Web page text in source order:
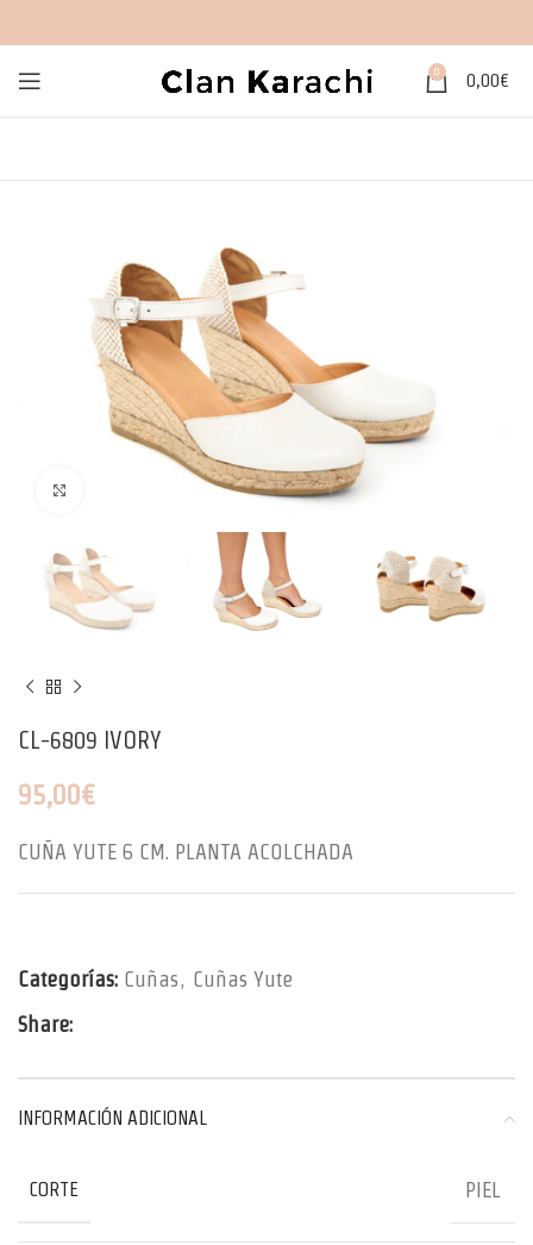
0 0,00€
CL-6809 IVORY
95,00€
CUÑA YUTE 6 CM. PLANTA ACOLCHADA
Categorías: Cuñas, Cuñas Yute
Share:
INFORMACIÓN ADICIONAL
CORTE PIEL